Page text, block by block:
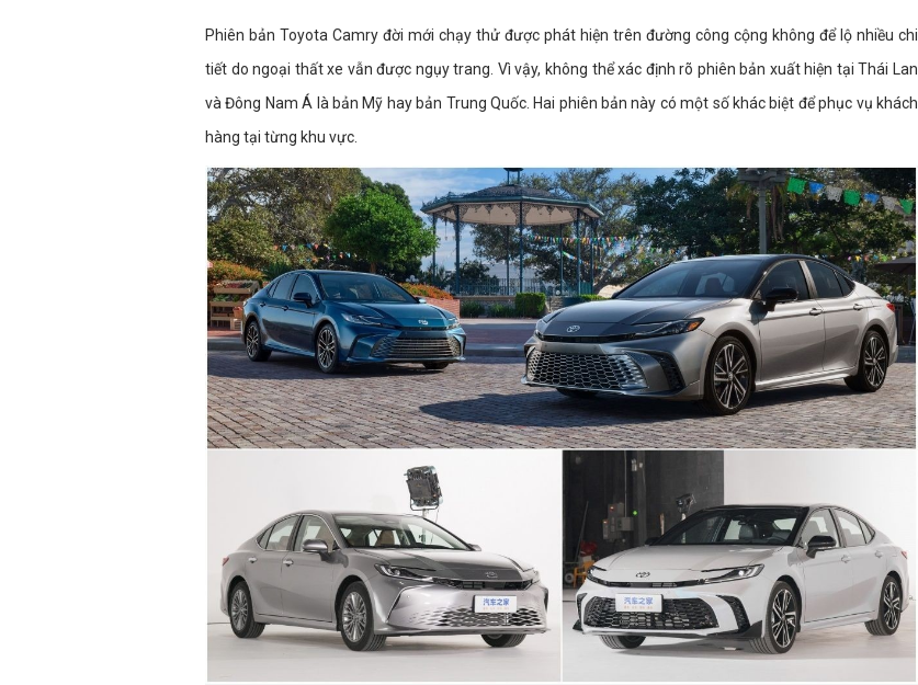
Phiên bản Toyota Camry đời mới chạy thử được phát hiện trên đường công cộng không để lộ nhiều chi
tiết do ngoại thất xe vẫn được ngụy trang. Vì vậy, không thể xác định rõ phiên bản xuất hiện tại Thái Lan
và Đông Nam Á là bản Mỹ hay bản Trung Quốc. Hai phiên bản này có một số khác biệt để phục vụ khách
hàng tại từng khu vực.